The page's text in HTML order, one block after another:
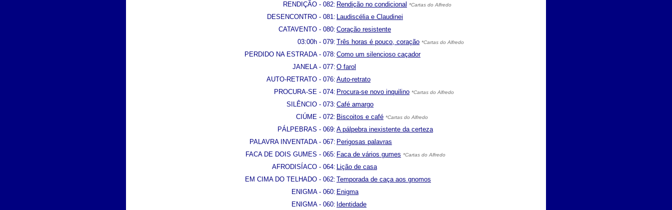
RENDIÇÃO - 082: Rendição no condicional *Cartas do Alfredo
DESENCONTRO - 081: Laudiscélia e Claudinei
CATAVENTO - 080: Coração resistente
03:00h - 079: Três horas é pouco, coração *Cartas do Alfredo
PERDIDO NA ESTRADA - 078: Como um silencioso caçador
JANELA - 077: O farol
AUTO-RETRATO - 076: Auto-retrato
PROCURA-SE - 074: Procura-se novo inquilino *Cartas do Alfredo
SILÊNCIO - 073: Café amargo
CIÚME - 072: Biscoitos e café *Cartas do Alfredo
PÁLPEBRAS - 069: A pálpebra inexistente da certeza
PALAVRA INVENTADA - 067: Perigosas palavras
FACA DE DOIS GUMES - 065: Faca de vários gumes *Cartas do Alfredo
AFRODISÍACO - 064: Lição de casa
EM CIMA DO TELHADO - 062: Temporada de caça aos gnomos
ENIGMA - 060: Enigma
ENIGMA - 060: Identidade